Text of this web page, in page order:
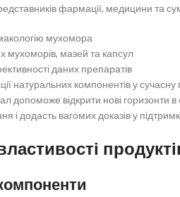
фармації, медицини та
мухомора
мухоморів, мазей та капсул
даних препаратів
натуральних компонентів у сучасну
відкрити нові горизонти в
і додасть вагомих доказів у